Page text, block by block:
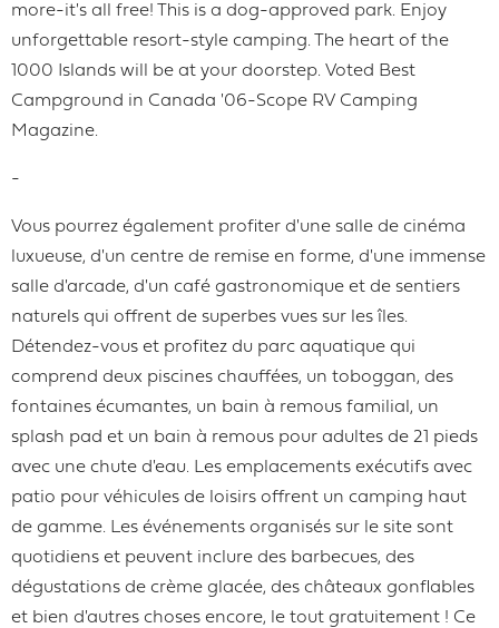
more-it's all free! This is a dog-approved park. Enjoy
unforgettable resort-style camping. The heart of the
1000 Islands will be at your doorstep. Voted Best
Campground in Canada '06-Scope RV Camping
Magazine.
-
Vous pourrez également profiter d'une salle de cinéma
luxueuse, d'un centre de remise en forme, d'une immense
salle d'arcade, d'un café gastronomique et de sentiers
naturels qui offrent de superbes vues sur les îles.
Détendez-vous et profitez du parc aquatique qui
comprend deux piscines chauffées, un toboggan, des
fontaines écumantes, un bain à remous familial, un
splash pad et un bain à remous pour adultes de 21 pieds
avec une chute d'eau. Les emplacements exécutifs avec
patio pour véhicules de loisirs offrent un camping haut
de gamme. Les événements organisés sur le site sont
quotidiens et peuvent inclure des barbecues, des
dégustations de crème glacée, des châteaux gonflables
et bien d'autres choses encore, le tout gratuitement ! Ce